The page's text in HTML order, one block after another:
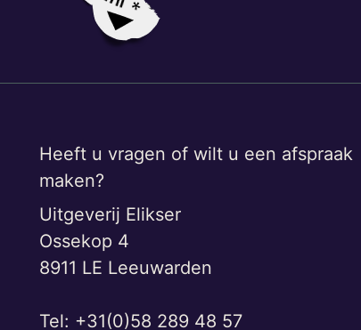
Heeft u vragen of wilt u een afspraak
maken?
Uitgeverij Elikser
Ossekop 4
8911 LE Leeuwarden
Tel: +31(0)58 289 48 57